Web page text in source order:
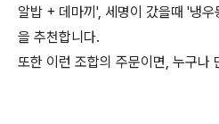
알밥 + 데마끼', 세명이 갔을때 '냉
을 추천합니다.
또한 이런 조합의 주문이면, 누구나